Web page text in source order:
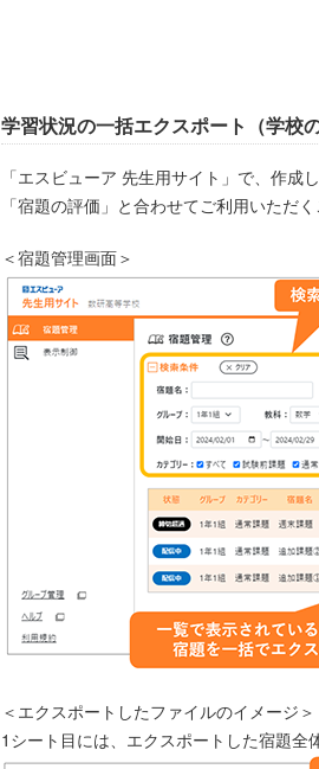
学習状況の一括エクスポート（学校
「エスビューア 先生用サイト」で、作成
「宿題の評価」と合わせてご利用いただ
＜宿題管理画面＞
＜エクスポートしたファイルのイメージ＞
1シート目には、エクスポートした宿題全